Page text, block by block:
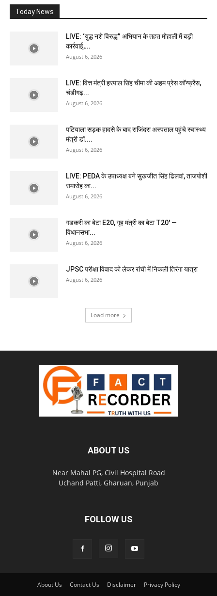
Today News
LIVE: ‘युद्ध नशे विरुद्ध” अभियान के तहत मोहाली में बड़ी
कार्रवाई,...
August 6, 2026
LIVE: वित्त मंत्री हरपाल सिंह चीमा की अहम प्रेस कॉन्फ्रेंस,
चंडीगढ़...
August 6, 2026
पटियाला सड़क हादसे के बाद राजिंदरा अस्पताल पहुंचे स्वास्थ्य
मंत्री डॉ....
August 6, 2026
LIVE: PEDA के उपाध्यक्ष बने सुखजीत सिंह ढिलवां, ताजपोशी
समारोह का...
August 6, 2026
गडकरी का बेटा E20, गृह मंत्री का बेटा T20′ —
विधानसभा...
August 6, 2026
JPSC परीक्षा विवाद को लेकर रांची में निकली तिरंगा यात्रा
August 6, 2026
Load more
ABOUT US
Near Mahal PG, Civil Hospital Road
Uchand Patti, Gharuan, Punjab
FOLLOW US
About Us Contact Us Disclaimer Privacy Policy